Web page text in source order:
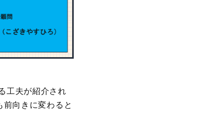
工夫が紹介され
前向きに変わると